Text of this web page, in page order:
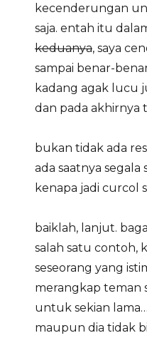
kecenderungan
saja. entah itu
keduanya, saya
sampai benar-
kadang agak lucu
dan pada akhirnya
bukan tidak ada
ada saatnya
kenapa jadi curcol
baiklah, lanjut.
salah satu contoh,
seseorang yang
merangkap teman
untuk sekian
maupun dia tidak